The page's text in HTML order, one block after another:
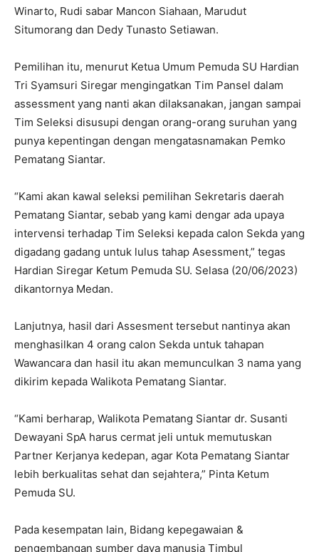
Winarto, Rudi sabar Mancon Siahaan, Marudut
Situmorang dan Dedy Tunasto Setiawan.
Pemilihan itu, menurut Ketua Umum Pemuda SU Hardian
Tri Syamsuri Siregar mengingatkan Tim Pansel dalam
assessment yang nanti akan dilaksanakan, jangan sampai
Tim Seleksi disusupi dengan orang-orang suruhan yang
punya kepentingan dengan mengatasnamakan Pemko
Pematang Siantar.
“Kami akan kawal seleksi pemilihan Sekretaris daerah
Pematang Siantar, sebab yang kami dengar ada upaya
intervensi terhadap Tim Seleksi kepada calon Sekda yang
digadang gadang untuk lulus tahap Asessment,” tegas
Hardian Siregar Ketum Pemuda SU. Selasa (20/06/2023)
dikantornya Medan.
Lanjutnya, hasil dari Assesment tersebut nantinya akan
menghasilkan 4 orang calon Sekda untuk tahapan
Wawancara dan hasil itu akan memunculkan 3 nama yang
dikirim kepada Walikota Pematang Siantar.
“Kami berharap, Walikota Pematang Siantar dr. Susanti
Dewayani SpA harus cermat jeli untuk memutuskan
Partner Kerjanya kedepan, agar Kota Pematang Siantar
lebih berkualitas sehat dan sejahtera,” Pinta Ketum
Pemuda SU.
Pada kesempatan lain, Bidang kepegawaian &
pengembangan sumber daya manusia Timbul